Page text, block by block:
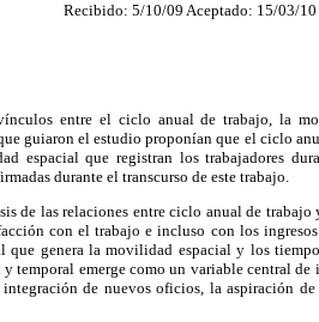
Recibido: 5/10/09 Aceptado: 15/03/10
entre el ciclo anual de trabajo, la
guiaron el estudio proponían que el ciclo
espacial que registran los trabajadores
durante el transcurso de este trabajo.
de las relaciones entre ciclo anual de
con el trabajo e incluso con los
genera la movilidad espacial y los
temporal emerge como un variable central de
integración de nuevos oficios, la aspiración